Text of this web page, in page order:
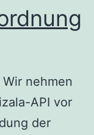
nehmen
API vor
der